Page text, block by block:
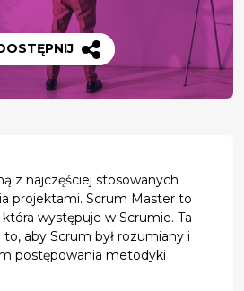
z najczęściej stosowanych
projektami. Scrum Master to
występuje w Scrumie. Ta
aby Scrum był rozumiany i
postępowania metodyki